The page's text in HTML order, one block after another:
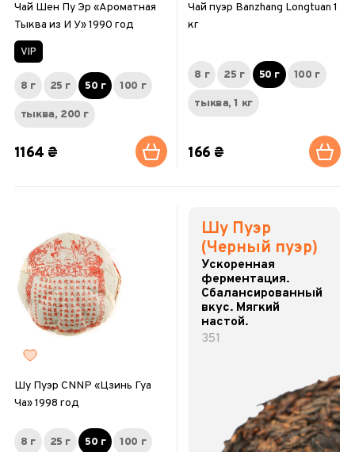
Чай Шен Пу Эр «Ароматная
Тыква из И У» 1990 год
VIP
8 г 25 г 50 г 100 г
тыква, 200 г
1164 ₴
Чай пуэр Banzhang Longtuan 1
кг
8 г 25 г 50 г 100 г
тыква, 1 кг
166 ₴
Шу Пуэр CNNP «Цзинь Гуа
Ча» 1998 год
8 г 25 г 50 г 100 г
Шу Пуэр
(Черный пуэр)
Ускоренная
ферментация.
Сбалансированный
вкус. Мягкий
настой.
351